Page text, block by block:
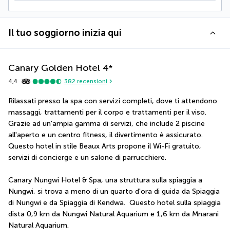
Il tuo soggiorno inizia qui
Canary Golden Hotel 4*
4,4 382 recensioni
Rilassati presso la spa con servizi completi, dove ti attendono
massaggi, trattamenti per il corpo e trattamenti per il viso.
Grazie ad un'ampia gamma di servizi, che include 2 piscine
all'aperto e un centro fitness, il divertimento è assicurato.
Questo hotel in stile Beaux Arts propone il Wi-Fi gratuito,
servizi di concierge e un salone di parrucchiere.
Canary Nungwi Hotel & Spa, una struttura sulla spiaggia a
Nungwi, si trova a meno di un quarto d'ora di guida da Spiaggia
di Nungwi e da Spiaggia di Kendwa.  Questo hotel sulla spiaggia
dista 0,9 km da Nungwi Natural Aquarium e 1,6 km da Mnarani
Natural Aquarium.